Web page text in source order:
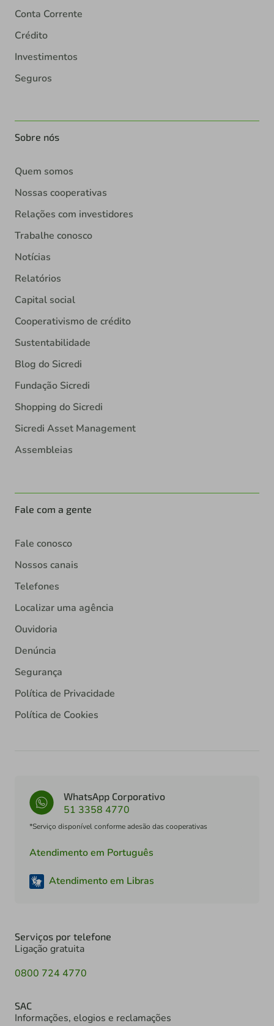
Conta Corrente
Crédito
Investimentos
Seguros
Sobre nós
Quem somos
Nossas cooperativas
Relações com investidores
Trabalhe conosco
Notícias
Relatórios
Capital social
Cooperativismo de crédito
Sustentabilidade
Blog do Sicredi
Fundação Sicredi
Shopping do Sicredi
Sicredi Asset Management
Assembleias
Fale com a gente
Fale conosco
Nossos canais
Telefones
Localizar uma agência
Ouvidoria
Denúncia
Segurança
Política de Privacidade
Política de Cookies
WhatsApp Corporativo
51 3358 4770
*Serviço disponível conforme adesão das cooperativas
Atendimento em Português
Atendimento em Libras
Serviços por telefone
Ligação gratuita
0800 724 4770
SAC
Informações, elogios e reclamações